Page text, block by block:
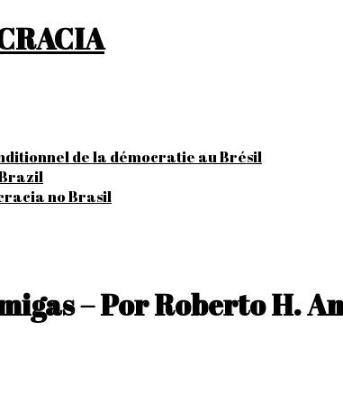
de la démocratie au Brésil
no Brasil
– Por Roberto H.